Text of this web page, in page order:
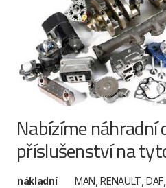
Nabízíme náhradní
příslušenství na
nákladní
MAN, RENAULT,